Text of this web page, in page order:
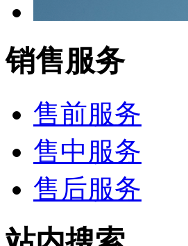
销售服务
售前服务
售中服务
售后服务